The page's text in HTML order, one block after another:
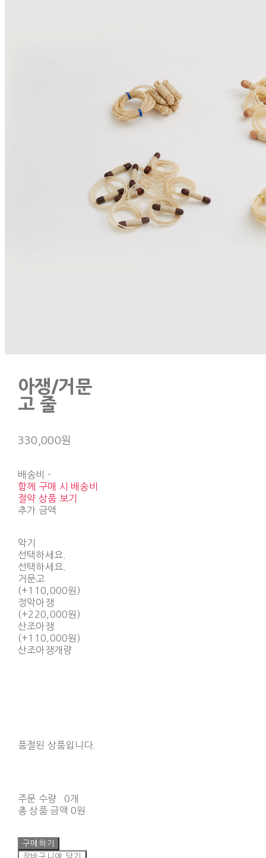
아쟁/거문
고 줄
330,000원
배송비 -
함께 구매 시 배송비
절약 상품 보기
추가 금액
악기
선택하세요.
선택하세요.
거문고
(+110,000원)
정악아쟁
(+220,000원)
산조아쟁
(+110,000원)
산조아쟁개량
품절된 상품입니다.
주문 수량
0개
총 상품 금액 0원
구매하기
장바구니에 담기